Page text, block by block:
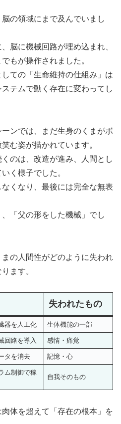
の領域にまで及んでいまし
脳に機械回路が埋め込まれ、
もが操作されました。
ての「生命維持の仕組み」は
テムで動く存在に変わってし
ンでは、まだ生身のくまがボ
む姿が描かれています。
のは、改造が進み、人間とし
く様子でした。
くなり、最後には完全な無表
「父の形をした機械」でし
の人間性がどのように失われ
ます。
失われたもの
器を人工化 生体機能の一部
回路を導入 感情・痛覚
タを消去 記憶・心
ム制御で稼
自我そのもの
体を超えて「存在の根本」を